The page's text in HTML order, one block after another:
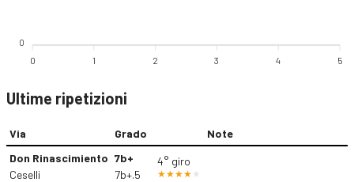
0
0 1 2 3 4 5
Ultime ripetizioni
Via Grado
Note
Don Rinascimiento
Ceselli
7b+
7b+.5
4° giro